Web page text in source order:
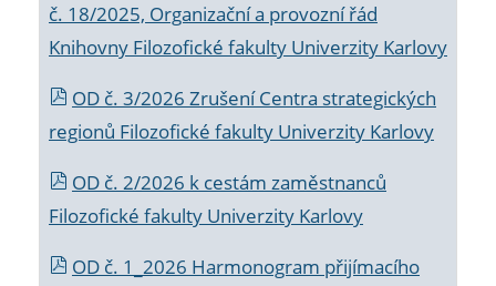
č. 18/2025, Organizační a provozní řád
Knihovny Filozofické fakulty Univerzity Karlovy
OD č. 3/2026 Zrušení Centra strategických
regionů Filozofické fakulty Univerzity Karlovy
OD č. 2/2026 k cestám zaměstnanců
Filozofické fakulty Univerzity Karlovy
OD č. 1_2026 Harmonogram přijímacího